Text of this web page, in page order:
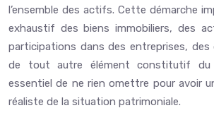
l’ensemble des actifs. Cette démarche
exhaustif des biens immobiliers, des
participations dans des entreprises,
de tout autre élément constitutif du
essentiel de ne rien omettre pour avoir
réaliste de la situation patrimoniale.